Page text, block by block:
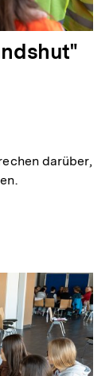
darüber,